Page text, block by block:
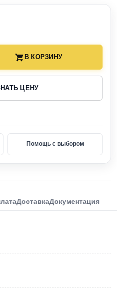
В КОРЗИНУ
ЦЕНУ
Помощь с выбором
ДоставкаДокументация